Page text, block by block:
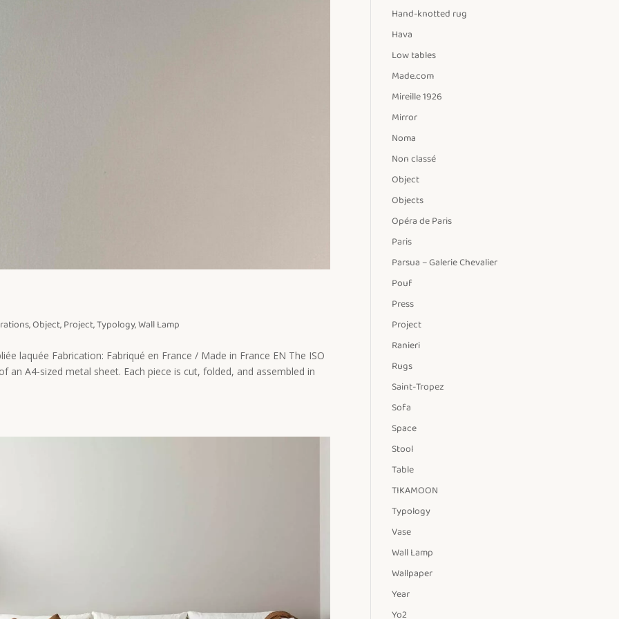
,Object,Project,Typology,Wall Lamp
laquée Fabrication: Fabriqué en France / Made in France EN The ISO
A4-sized metal sheet. Each piece is cut, folded, and assembled in
Hand-knotted rug
Hava
Low tables
Made.com
Mireille 1926
Mirror
Noma
Non classé
Object
Objects
Opéra de Paris
Paris
Parsua – Galerie Chevalier
Pouf
Press
Project
Ranieri
Rugs
Saint-Tropez
Sofa
Space
Stool
Table
TIKAMOON
Typology
Vase
Wall Lamp
Wallpaper
Year
Yo2